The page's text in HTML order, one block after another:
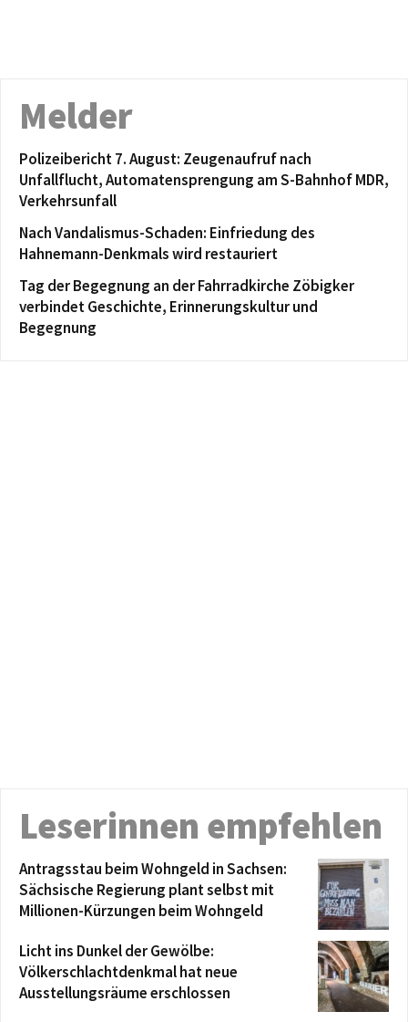
Melder
Polizeibericht 7. August: Zeugenaufruf nach
Unfallflucht, Automatensprengung am S-Bahnhof MDR,
Verkehrsunfall
Nach Vandalismus-Schaden: Einfriedung des
Hahnemann-Denkmals wird restauriert
Tag der Begegnung an der Fahrradkirche Zöbigker
verbindet Geschichte, Erinnerungskultur und
Begegnung
Leserinnen empfehlen
Antragsstau beim Wohngeld in Sachsen:
Sächsische Regierung plant selbst mit
Millionen-Kürzungen beim Wohngeld
Licht ins Dunkel der Gewölbe:
Völkerschlachtdenkmal hat neue
Ausstellungsräume erschlossen